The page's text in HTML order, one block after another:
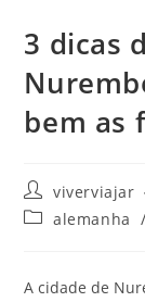
3 dicas
bem as
Autor
do
post:
viverviajar
Categoria
alemanha /
A cidade de